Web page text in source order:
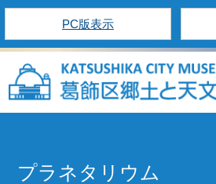
PC版表示
プラネタリウム